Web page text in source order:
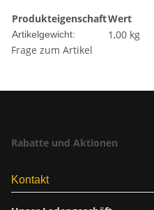
ProdukteigenschaftWert
Artikelgewicht: 1,00 kg
Frage zum Artikel
Rabatte und Aktionen
Kontakt